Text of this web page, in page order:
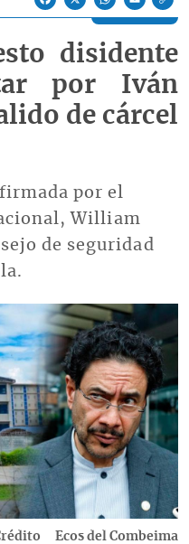
FacebookX WhatsAppEmail
disidente
por Iván
de cárcel
por el
William
de seguridad
Ecos del Combeima